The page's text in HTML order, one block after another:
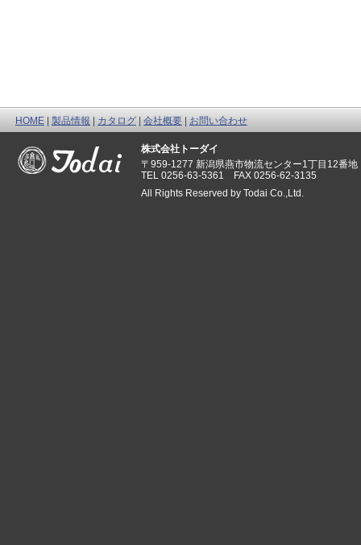
HOME|製品情報|カタログ|会社概要|お問い合わせ
株式会社トーダイ
〒959-1277 新潟県燕市物流センター1丁目12番地
TEL 0256-63-5361 FAX 0256-62-3135
All Rights Reserved by Todai Co.,Ltd.